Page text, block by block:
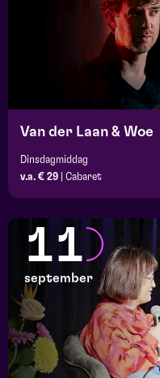
Van der Laan & Woe
Dinsdagmiddag
v.a. € 29
Cabaret
11
september